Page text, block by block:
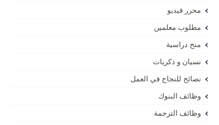
محرر فيديو
مطلوب معلمين
منح دراسية
نسيان و ذكريات
نصائح للنجاح في العمل
وظائف البنوك
وظائف الترجمة